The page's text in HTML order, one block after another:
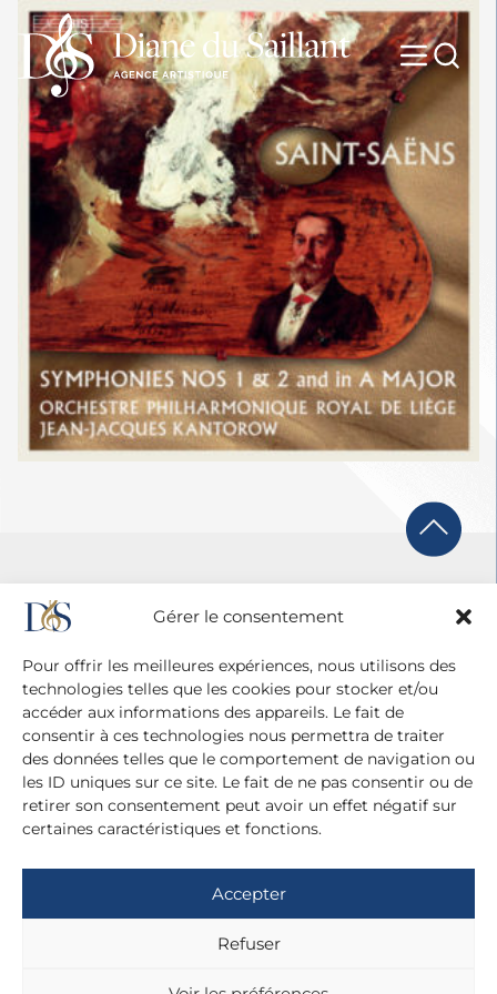
Gérer le consentement
Pour offrir les meilleures expériences, nous utilisons des
technologies telles que les cookies pour stocker et/ou
accéder aux informations des appareils. Le fait de
consentir à ces technologies nous permettra de traiter
des données telles que le comportement de navigation ou
les ID uniques sur ce site. Le fait de ne pas consentir ou de
retirer son consentement peut avoir un effet négatif sur
certaines caractéristiques et fonctions.
Accepter
Refuser
20 cité Malesherbes - 75009 Paris
+ 33 (0)1 42 81 38 21
+ 33 (0)6 13 42 22 52
dianedusaillant@gmail.com